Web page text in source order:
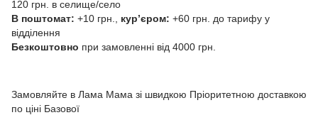
120 грн. в селище/село
В поштомат: +10 грн., курʼєром: +60 грн. до тарифу у
відділення
Безкоштовно при замовленні від 4000 грн.
Замовляйте в Лама Мама зі швидкою Пріоритетною доставкою
по ціні Базової